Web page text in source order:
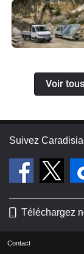
Voir
Suivez
Téléchargez
Contact